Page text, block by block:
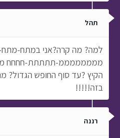
תהל
למה? מה קרה?אני במתח-
ממממממממ-תתתתת-חחחח
הקיץ ?עד סוף החופש הגדול?
בזה!!!!!
רננה